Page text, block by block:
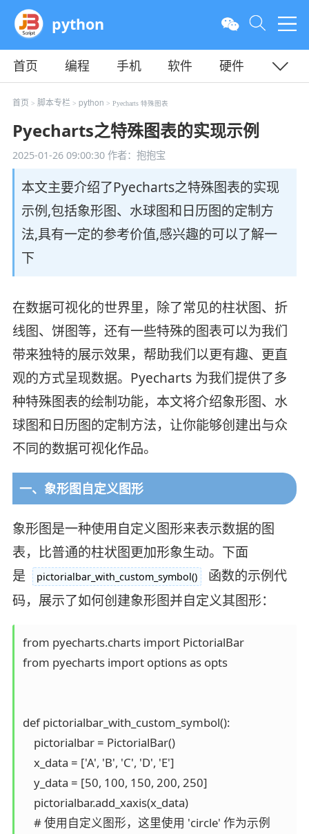
python
首页 编程 手机 软件
硬件
教程
平面 服务器
首页 > 脚本专栏> python > Pyecharts 特殊图表
Pyecharts之特殊图表的实现示例
2025-01-26 09:00:30作者：抱抱宝
本文主要介绍了Pyecharts之特殊图表的实现
示例,包括象形图、水球图和日历图的定制方
法,具有一定的参考价值,感兴趣的可以了解一
下
在数据可视化的世界里，除了常见的柱状图、折
线图、饼图等，还有一些特殊的图表可以为我们
带来独特的展示效果，帮助我们以更有趣、更直
观的方式呈现数据。Pyecharts 为我们提供了多
种特殊图表的绘制功能，本文将介绍象形图、水
球图和日历图的定制方法，让你能够创建出与众
不同的数据可视化作品。
一、象形图自定义图形
象形图是一种使用自定义图形来表示数据的图
表，比普通的柱状图更加形象生动。下面
是
pictorialbar_with_custom_symbol()
函数的示例代
码，展示了如何创建象形图并自定义其图形：
from pyecharts.charts import PictorialBar
from pyecharts import options as opts
def pictorialbar_with_custom_symbol():
    pictorialbar = PictorialBar()
    x_data = ['A', 'B', 'C', 'D', 'E']
    y_data = [50, 100, 150, 200, 250]
    pictorialbar.add_xaxis(x_data)
    # 使用自定义图形，这里使用 'circle' 作为示例